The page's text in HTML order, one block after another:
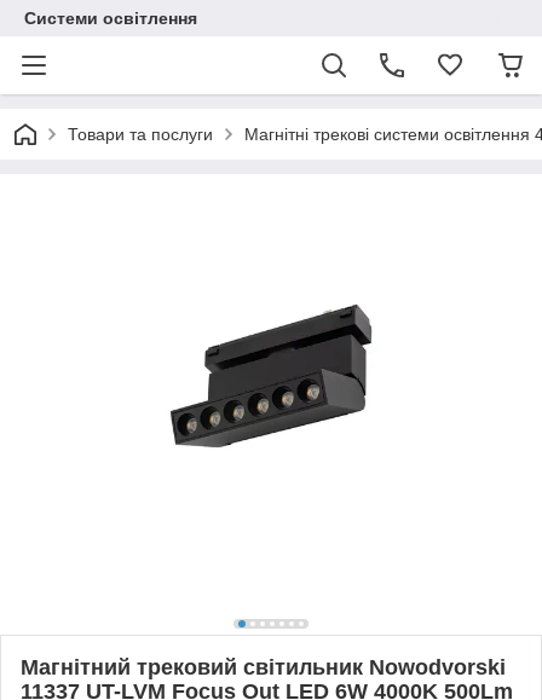
Системи освітлення
Товари та послуги Магнітні трекові системи освітлення
Магнітний трековий світильник Nowodvorski
11337 UT-LVM Focus Out LED 6W 4000K 500Lm